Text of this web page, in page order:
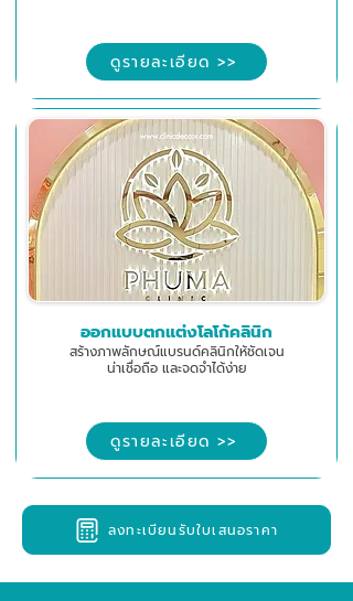
ดูรายละเอียด >>
ออกแบบตกแต่งโลโก้คลินิก
สร้างภาพลักษณ์แบรนด์คลินิกให้ชัดเจน
น่าเชื่อถือ และจดจำได้ง่าย
ดูรายละเอียด >>
ลงทะเบียนรับใบเสนอราคา